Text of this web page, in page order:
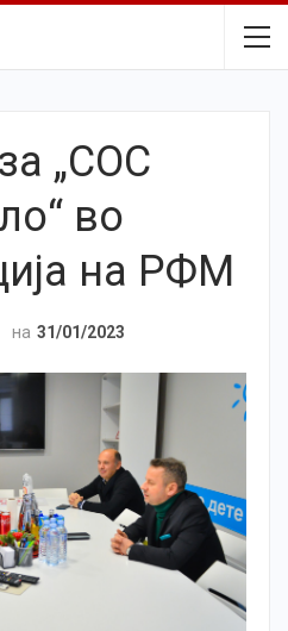
„СОС
во
на РФМ
на 31/01/2023